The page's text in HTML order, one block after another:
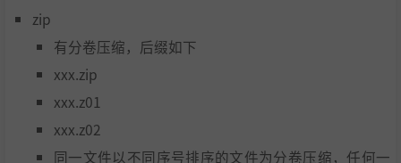
zip
有分卷压缩，后缀如下
xxx.zip
xxx.z01
xxx.z02
同一文件以不同序号排序的文件为分卷压缩，任何一